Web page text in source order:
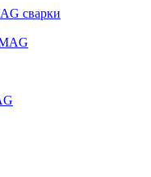
сварки